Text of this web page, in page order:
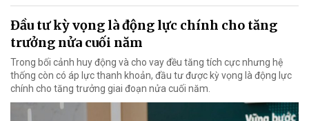
Đầu tư kỳ vọng là động lực chính cho tăng
trưởng nửa cuối năm
Trong bối cảnh huy động và cho vay đều tăng tích cực nhưng hệ
thống còn có áp lực thanh khoản, đầu tư được kỳ vọng là động lực
chính cho tăng trưởng giai đoạn nửa cuối năm.